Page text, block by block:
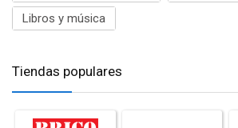
Libros y música
Tiendas populares